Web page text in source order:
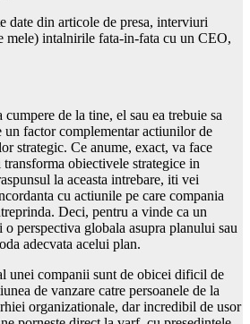
date din articole de presa, interviuri
mele) intalnirile fata-in-fata cu un CEO,
de la tine, el sau ea trebuie sa
un factor complementar actiunilor de
strategic. Ce anume, exact, va face
obiectivele strategice in
la aceasta intrebare, iti vei
cu actiunile pe care compania
Deci, pentru a vinde ca un
o perspectiva globala asupra planului sau
adecvata acelui plan.
unei companii sunt de obicei dificil de
de vanzare catre persoanele de la
organizationale, dar incredibil de usor